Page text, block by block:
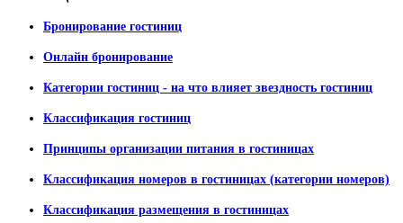
Бронирование гостиниц
Онлайн бронирование
Категории гостиниц - на что влияет звездность гостиниц
Классификация гостиниц
Принципы организации питания в гостиницах
Классификация номеров в гостиницах (категории номеров)
Классификация размещения в гостиницах